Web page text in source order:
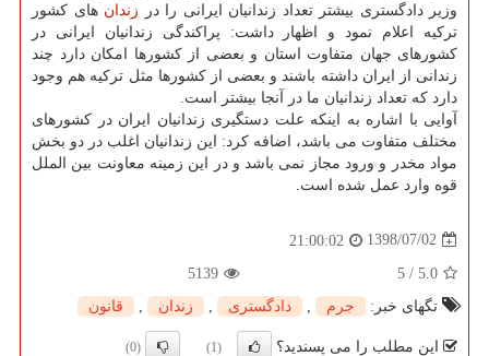
وزیر دادگستری بیشتر تعداد زندانیان ایرانی را در زندان های كشور
تركیه اعلام نمود و اظهار داشت: پراكندگی زندانیان ایرانی در
كشورهای جهان متفاوت استان و بعضی از كشورها امكان دارد چند
زندانی از ایران داشته باشند و بعضی از كشورها مثل تركیه هم وجود
دارد كه تعداد زندانیان ما در آنجا بیشتر است.
آوایی با اشاره به اینكه علت دستگیری زندانیان ایران در كشورهای
مختلف متفاوت می باشد، اضافه كرد: این زندانیان اغلب در دو بخش
مواد مخدر و ورود مجاز نمی باشد و در این زمینه معاونت بین الملل
قوه وارد عمل شده است.
1398/07/02
21:00:02
5.0
/
5
5139
تگهای خبر:
جرم دادگستری زندان قانون
این مطلب را می پسندید؟ (1)
(0)